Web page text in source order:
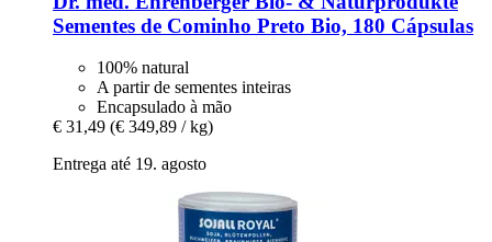
Sementes de Cominho Preto Bio, 180 Cápsulas
100% natural
A partir de sementes inteiras
Encapsulado à mão
€ 31,49 (€ 349,89 / kg)
Entrega até 19. agosto